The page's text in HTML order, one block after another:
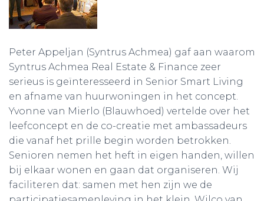
Peter Appeljan (Syntrus Achmea) gaf aan waarom
Syntrus Achmea Real Estate & Finance zeer
serieus is geïnteresseerd in Senior Smart Living
en afname van huurwoningen in het concept.
Yvonne van Mierlo (Blauwhoed) vertelde over het
leefconcept en de co-creatie met ambassadeurs
die vanaf het prille begin worden betrokken.
Senioren nemen het heft in eigen handen, willen
bij elkaar wonen en gaan dat organiseren. Wij
faciliteren dat: samen met hen zijn we de